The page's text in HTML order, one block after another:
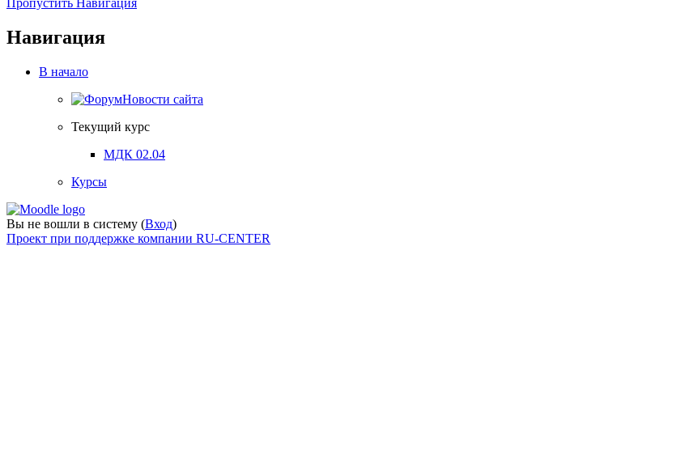
Пропустить Навигация
Навигация
В начало
Новости сайта
Текущий курс
МДК 02.04
Курсы
Вы не вошли в систему (Вход)
Проект при поддержке компании RU-CENTER